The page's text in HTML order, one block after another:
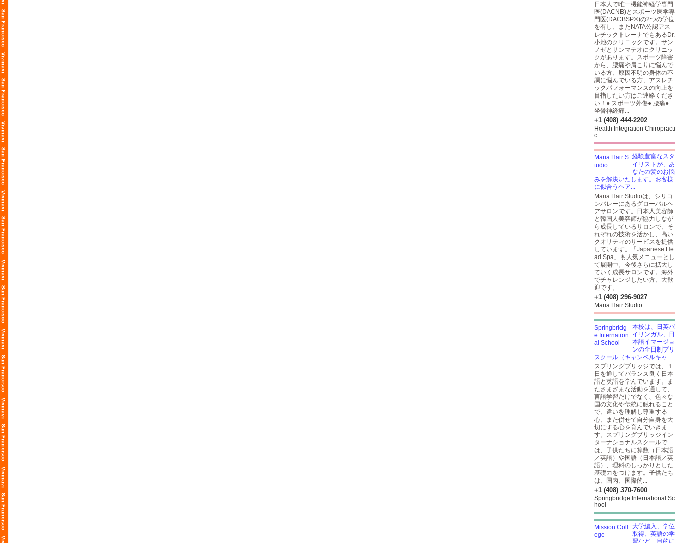
日本人で唯一機能神経学専門
医(DACNB)とスポーツ医学専
門医(DACBSP®)の2つの学位
を有し、またNATA公認アス
レチックトレーナでもあるDr.
小池のクリニックです。サン
ノゼとサンマテオにクリニッ
クがあります。スポーツ障害
から、腰痛や肩こりに悩んで
いる方、原因不明の身体の不
調に悩んでいる方、アスレチ
ックパフォーマンスの向上を
目指したい方はご連絡くださ
い！● スポーツ外傷● 腰痛●
坐骨神経痛...
+1 (408) 444-2202
Health Integration Chiropracti
c
経験豊富なスタ
イリストが、あ
なたの髪のお悩
みを解決いたします。お客様
に似合うヘア...
Maria Hair Studioは、シリコ
ンバレーにあるグローバルヘ
アサロンです。日本人美容師
と韓国人美容師が協力しなが
ら成長しているサロンで、そ
れぞれの技術を活かし、高い
クオリティのサービスを提供
しています。「Japanese He
ad Spa」も人気メニューとし
て展開中。今後さらに拡大し
ていく成長サロンです。海外
でチャレンジしたい方、大歓
迎です。
+1 (408) 296-9027
Maria Hair Studio
本校は、日英バ
イリンガル、日
本語イマージョ
ンの全日制プリ
スクール（キャンベルキャ...
スプリングブリッジでは、１
日を通してバランス良く日本
語と英語を学んでいます。ま
たさまざまな活動を通して、
言語学習だけでなく、色々な
国の文化や伝統に触れること
で、違いを理解し尊重する
心、また併せて自分自身を大
切にする心を育んでいきま
す。スプリングブリッジイン
ターナショナルスクールで
は、子供たちに算数（日本語
／英語）や国語（日本語／英
語）、理科のしっかりとした
基礎力をつけます。子供たち
は、国内、国際的...
+1 (408) 370-7600
Springbridge International Sc
hool
大学編入、学位
取得、英語の学
習など、目的に